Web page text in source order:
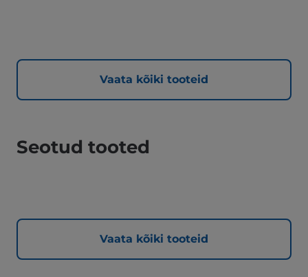
Vaata kõiki tooteid
Seotud tooted
Vaata kõiki tooteid